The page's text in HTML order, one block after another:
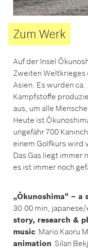
Zum Werk
Auf der Insel
Zweiten Weltkrieges
Asien. Es wurden
Kampfstoffe
aus, um alle
Heute ist
ungefähr 700
einem Golfkurs wird
Das Gas liegt immer
es ist immer noch
„Ōkunoshima“ –
30:00 min,
story, research &
music Mario Kaoru
animation Silan